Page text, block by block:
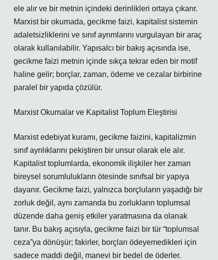
ele alır ve bir metnin içindeki derinlikleri ortaya çıkarır.
Marxist bir okumada, gecikme faizi, kapitalist sistemin
adaletsizliklerini ve sınıf ayrımlarını vurgulayan bir araç
olarak kullanılabilir. Yapısalcı bir bakış açısında ise,
gecikme faizi metnin içinde sıkça tekrar eden bir motif
haline gelir; borçlar, zaman, ödeme ve cezalar birbirine
paralel bir yapıda çözülür.
Marxist Okumalar ve Kapitalist Toplum Eleştirisi
Marxist edebiyat kuramı, gecikme faizini, kapitalizmin
sınıf ayrılıklarını pekiştiren bir unsur olarak ele alır.
Kapitalist toplumlarda, ekonomik ilişkiler her zaman
bireysel sorumlulukların ötesinde sınıfsal bir yapıya
dayanır. Gecikme faizi, yalnızca borçluların yaşadığı bir
zorluk değil, aynı zamanda bu zorlukların toplumsal
düzende daha geniş etkiler yaratmasına da olanak
tanır. Bu bakış açısıyla, gecikme faizi bir tür “toplumsal
ceza”ya dönüşür; fakirler, borçları ödeyemedikleri için
sadece maddi değil, manevi bir bedel de öderler.